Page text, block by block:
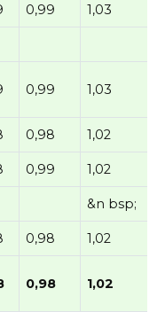
0,99 1,03
0,99 1,03
0,98 1,02
0,99 1,02
&n bsp;
0,98 1,02
0,98 1,02